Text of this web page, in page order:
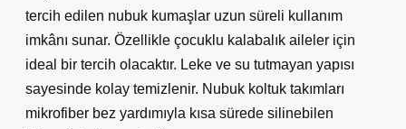
tercih edilen nubuk kumaşlar uzun süreli kullanım
imkânı sunar. Özellikle çocuklu kalabalık aileler için
ideal bir tercih olacaktır. Leke ve su tutmayan yapısı
sayesinde kolay temizlenir. Nubuk koltuk takımları
mikrofiber bez yardımıyla kısa sürede silinebilen